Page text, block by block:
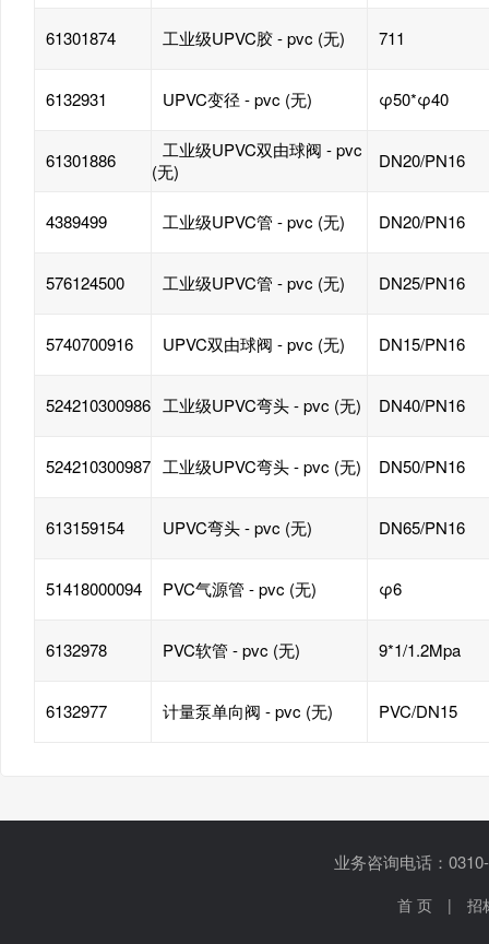
61301874 工业级UPVC胶 - pvc (无) 711
6132931 UPVC变径 - pvc (无) φ50*φ40
61301886
工业级UPVC双由球阀 - pvc
(无)
DN20/PN16
4389499 工业级UPVC管 - pvc (无) DN20/PN16
576124500 工业级UPVC管 - pvc (无) DN25/PN16
5740700916 UPVC双由球阀 - pvc (无) DN15/PN16
524210300986 工业级UPVC弯头 - pvc (无) DN40/PN16
524210300987 工业级UPVC弯头 - pvc (无) DN50/PN16
613159154 UPVC弯头 - pvc (无) DN65/PN16
51418000094 PVC气源管 - pvc (无) φ6
6132978 PVC软管 - pvc (无) 9*1/1.2Mpa
6132977 计量泵单向阀 - pvc (无) PVC/DN15
业务咨询电话：
首 页 | 招